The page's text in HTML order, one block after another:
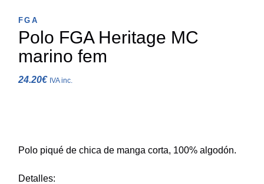
FGA
Polo FGA Heritage MC
marino fem
24.20€ IVA inc.
Polo piqué de chica de manga corta, 100% algodón.